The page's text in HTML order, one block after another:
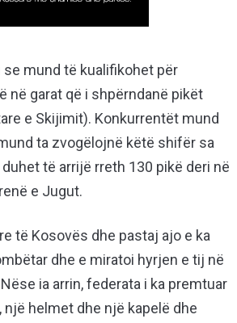
se mund të kualifikohet për
në garat që i shpërndanë pikët
e Skijimit). Konkurrentët mund
ta zvogëlojnë këtë shifër sa
të arrijë rreth 130 pikë deri në
e Jugut.
të Kosovës dhe pastaj ajo e ka
dhe e miratoi hyrjen e tij në
ia arrin, federata i ka premtuar
helmet dhe një kapelë dhe